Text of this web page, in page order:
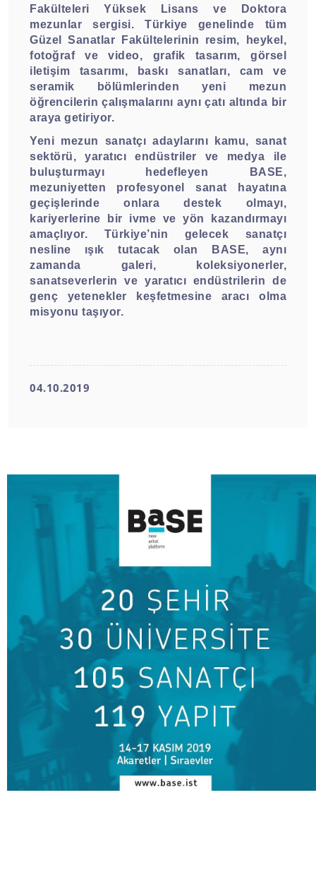
Fakülteleri Yüksek Lisans ve Doktora
mezunlar sergisi. Türkiye genelinde tüm
Güzel Sanatlar Fakültelerinin resim, heykel,
fotoğraf ve video, grafik tasarım, görsel
iletişim tasarımı, baskı sanatları, cam ve
seramik bölümlerinden yeni mezun
öğrencilerin çalışmalarını aynı çatı altında bir
araya getiriyor.
Yeni mezun sanatçı adaylarını kamu, sanat
sektörü, yaratıcı endüstriler ve medya ile
buluşturmayı hedefleyen BASE,
mezuniyetten profesyonel sanat hayatına
geçişlerinde onlara destek olmayı,
kariyerlerine bir ivme ve yön kazandırmayı
amaçlıyor. Türkiye’nin gelecek sanatçı
nesline ışık tutacak olan BASE, aynı
zamanda galeri, koleksiyonerler,
sanatseverlerin ve yaratıcı endüstrilerin de
genç yetenekler keşfetmesine aracı olma
misyonu taşıyor.
04.10.2019